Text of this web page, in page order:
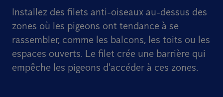
Installez des filets anti-oiseaux au-dessus des
zones où les pigeons ont tendance à se
rassembler, comme les balcons, les toits ou les
espaces ouverts. Le filet crée une barrière qui
empêche les pigeons d'accéder à ces zones.